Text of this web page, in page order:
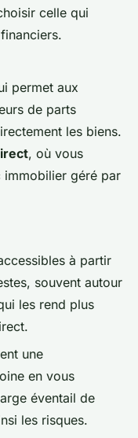
celle qui
permet aux
de parts
les biens.
, où vous
géré par
à partir
souvent autour
les rend plus
une
en vous
éventail de
les risques.